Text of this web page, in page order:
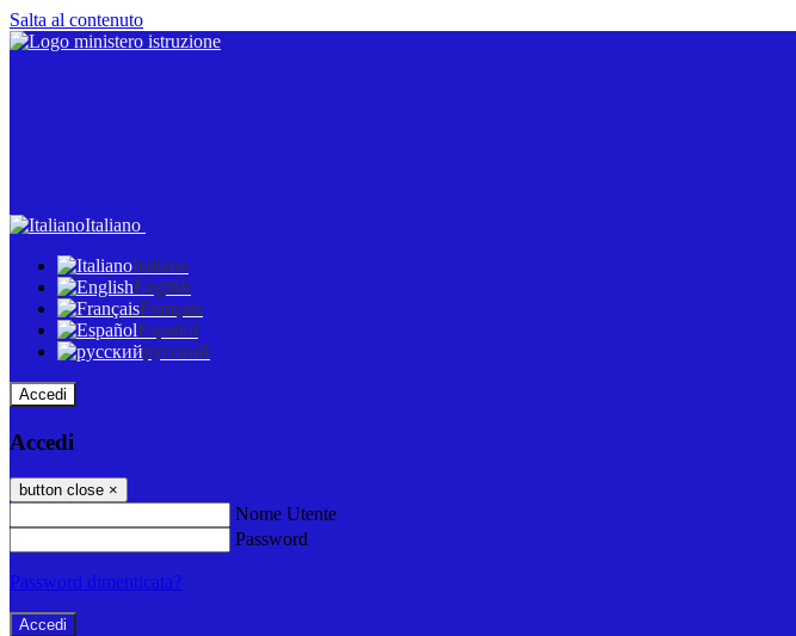
Salta al contenuto
Italiano
Italiano
English
Français
Español
русский
Accedi
Accedi
button close ×
Nome Utente
Password
Password dimenticata?